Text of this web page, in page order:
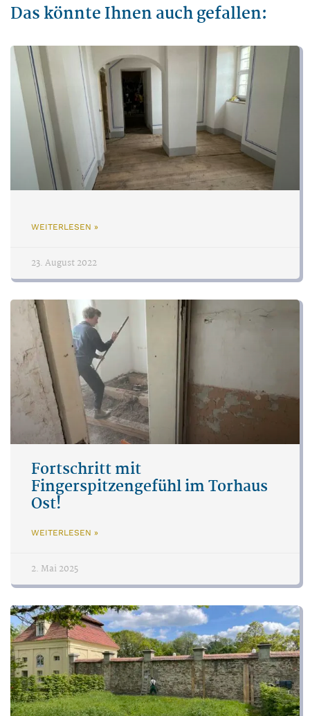
Das könnte Ihnen auch gefallen:
WEITERLESEN »
23. August 2022
Fortschritt mit
Fingerspitzengefühl im Torhaus
Ost!
WEITERLESEN »
2. Mai 2025